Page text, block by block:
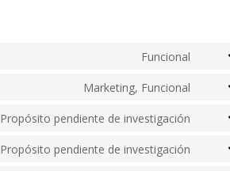
Funcional
Marketing, Funcional
Propósito pendiente de investigación
Propósito pendiente de investigación